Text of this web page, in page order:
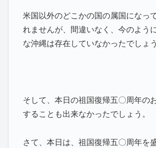
米国以外のどこかの国の属国になっ
れませんが、間違いなく、今のよう
な沖縄は存在していなかったでしょう
そして、本日の祖国復帰五〇周年の
することも出来なかったでしょう。
さて、本日は、祖国復帰五〇周年を